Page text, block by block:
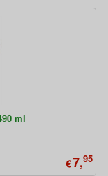
ml
€7,95